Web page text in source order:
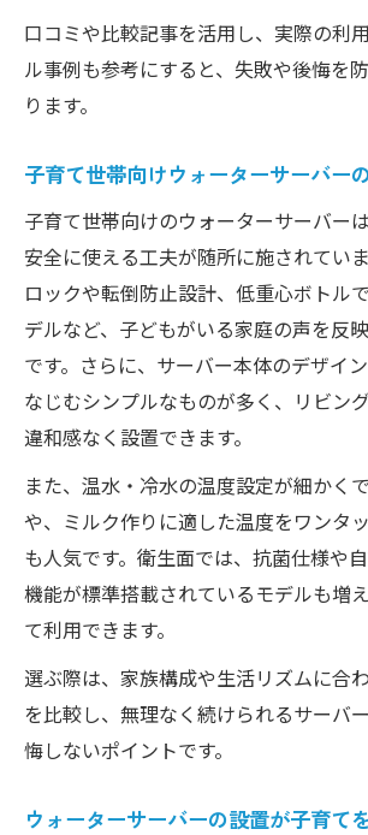
口コミや比較記事を活用し、実際の利
ル事例も参考にすると、失敗や後悔を
ります。
子育て世帯向けウォーターサーバー
子育て世帯向けのウォーターサーバー
安全に使える工夫が随所に施されてい
ロックや転倒防止設計、低重心ボトル
デルなど、子どもがいる家庭の声を反
です。さらに、サーバー本体のデザイ
なじむシンプルなものが多く、リビン
違和感なく設置できます。
また、温水・冷水の温度設定が細かく
や、ミルク作りに適した温度をワンタ
も人気です。衛生面では、抗菌仕様や
機能が標準搭載されているモデルも増
て利用できます。
選ぶ際は、家族構成や生活リズムに合
を比較し、無理なく続けられるサーバ
悔しないポイントです。
ウォーターサーバーの設置が子育て